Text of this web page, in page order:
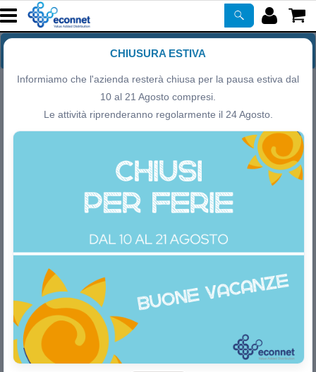
Home Page
Corsi
ASSISTENZA
Certificazioni
PROMO ATTIVE
CHIUSURA ESTIVA
Informiamo che l'azienda resterà chiusa per la pausa estiva dal
10 al 21 Agosto compresi.
Le attività riprenderanno regolarmente il 24 Agosto.
Hospitality – Le soluzioni integrabili di Econnet
Nuovi Fanvil PN1, PN8 e PN24